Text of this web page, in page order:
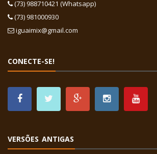
(73) 988710421 (Whatsapp)
(73) 981000930
iguaimix@gmail.com
CONECTE-SE!
VERSÕES ANTIGAS